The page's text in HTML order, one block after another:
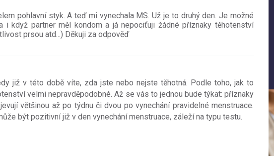
pohlavní styk. A teď mi vynechala MS. Už je to druhý den. Je možné
i když partner měl kondom a já nepociťuji žádné příznaky těhotenství
prsou atd...) Děkuji za odpověď
již v této době víte, zda jste nebo nejste těhotná. Podle toho, jak to
velmi nepravděpodobné. Až se vás to jednou bude týkat: příznaky
většinou až po týdnu či dvou po vynechání pravidelné menstruace.
být pozitivní již v den vynechání menstruace, záleží na typu testu.